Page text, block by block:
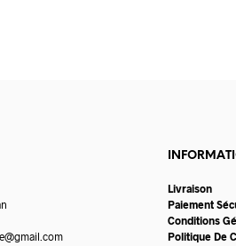
Livraison
Paiement
Conditions
Politique De